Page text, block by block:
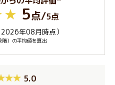
5点/5点
年08月時点）
）の平均値を算出
5.0